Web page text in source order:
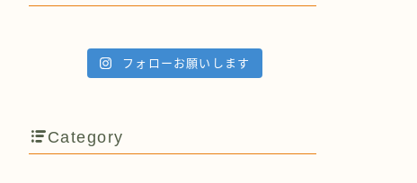
フォローお願いします
Category